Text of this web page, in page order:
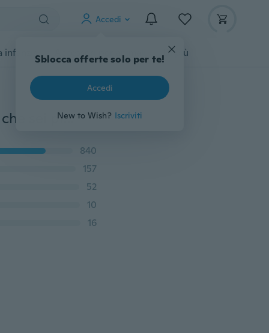
Accedi
Sblocca offerte solo per te!
Accedi
New to Wish? Iscriviti
infanzia Accessori per animali Di più
Targhetta per cani timbrata a mano - Ricorda sempre che sei più coraggioso di quanto credi - Gioielli personalizzati - Consapevolezza del cancro, regalo più forte e ispiratore
840
157
52
10
16